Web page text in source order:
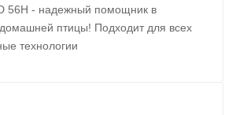
56H - надежный помощник в
птицы! Подходит для всех
технологии